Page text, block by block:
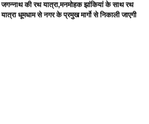
जगन्नाथ की रथ यात्रा,मनमोहक झांकियां के साथ रथ
यात्रा धूमधाम से नगर के प्रमुख मार्गो से निकाली जाएगी